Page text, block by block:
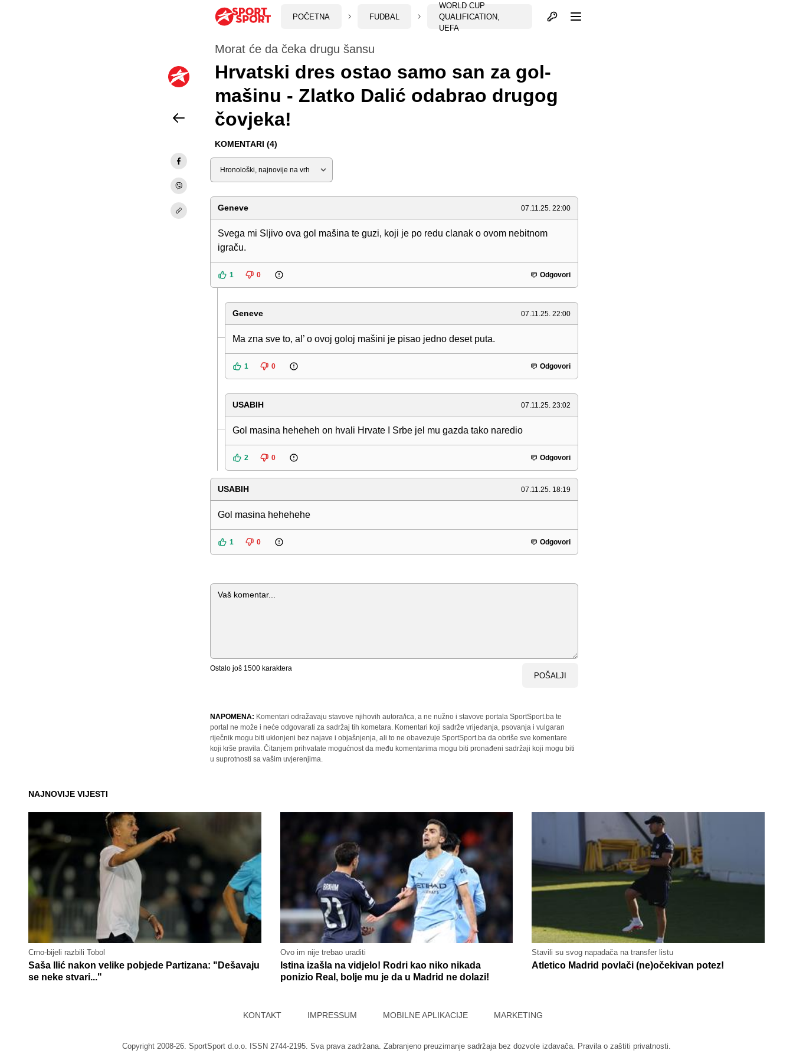
POČETNA FUDBAL
WORLD CUP
QUALIFICATION,
UEFA
Otvori profil
Morat će da čeka drugu šansu
Hrvatski dres ostao samo san za gol-
mašinu - Zlatko Dalić odabrao drugog
čovjeka!
KOMENTARI (4)
Sortiraj
Geneve 07.11.25. 22:00
Svega mi Sljivo ova gol mašina te guzi, koji je po redu clanak o ovom nebitnom
igraču.
1 0 Odgovori
Geneve 07.11.25. 22:00
Ma zna sve to, al’ o ovoj goloj mašini je pisao jedno deset puta.
1 0 Odgovori
USABIH 07.11.25. 23:02
Gol masina heheheh on hvali Hrvate I Srbe jel mu gazda tako naredio
2 0 Odgovori
USABIH 07.11.25. 18:19
Gol masina hehehehe
1 0 Odgovori
Komentar
Ostalo još 1500 karaktera
POŠALJI
NAPOMENA: Komentari odražavaju stavove njihovih autora/ica, a ne nužno i stavove portala SportSport.ba te
portal ne može i neće odgovarati za sadržaj tih kometara. Komentari koji sadrže vrijeđanja, psovanja i vulgaran
riječnik mogu biti uklonjeni bez najave i objašnjenja, ali to ne obavezuje SportSport.ba da obriše sve komentare
koji krše pravila. Čitanjem prihvatate mogućnost da među komentarima mogu biti pronađeni sadržaji koji mogu biti
u suprotnosti sa vašim uvjerenjima.
NAJNOVIJE VIJESTI
Crno-bijeli razbili Tobol
Saša Ilić nakon velike pobjede Partizana: "Dešavaju
se neke stvari..."
Ovo im nije trebao uraditi
Istina izašla na vidjelo! Rodri kao niko nikada
ponizio Real, bolje mu je da u Madrid ne dolazi!
Stavili su svog napadača na transfer listu
Atletico Madrid povlači (ne)očekivan potez!
KONTAKT IMPRESSUM MOBILNE APLIKACIJE MARKETING
Copyright 2008-26. SportSport d.o.o. ISSN 2744-2195. Sva prava zadržana. Zabranjeno preuzimanje sadržaja bez dozvole izdavača. Pravila o zaštiti privatnosti.